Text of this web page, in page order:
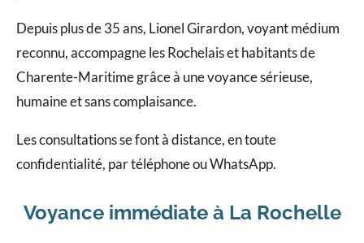
Depuis plus de 35 ans, Lionel Girardon, voyant médium
reconnu, accompagne les Rochelais et habitants de
Charente-Maritime grâce à une voyance sérieuse,
humaine et sans complaisance.
Les consultations se font à distance, en toute
confidentialité, par téléphone ou WhatsApp.
Voyance immédiate à La Rochelle